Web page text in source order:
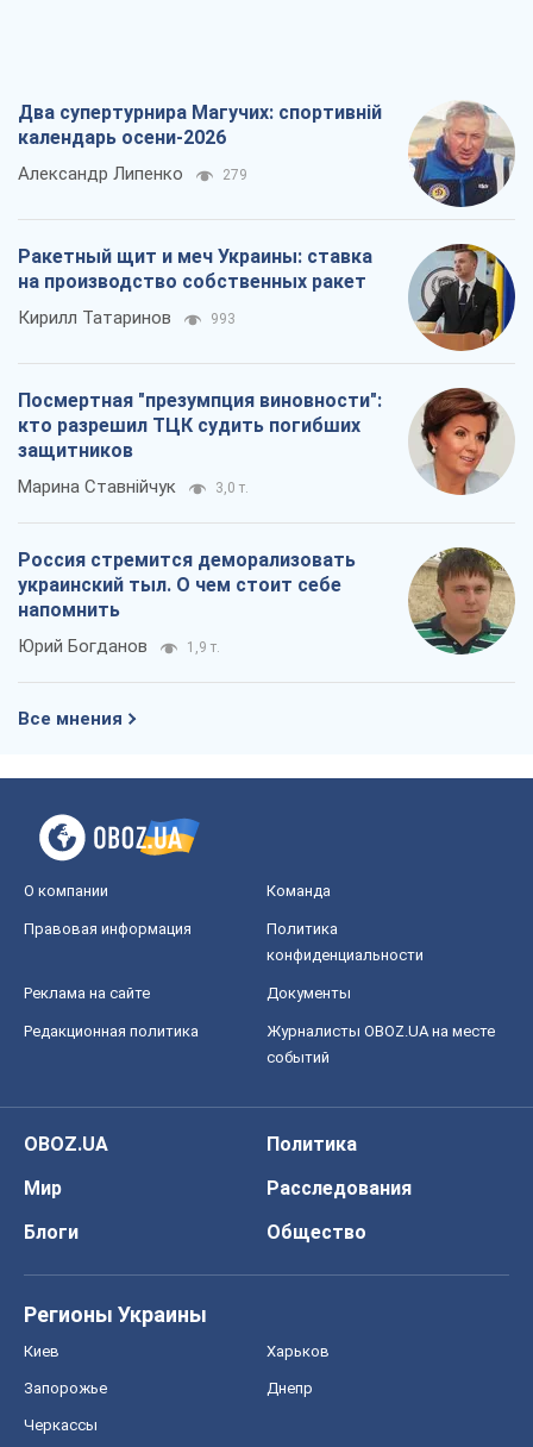
Два супертурнира Магучих: спортивній
календарь осени-2026
Александр Липенко 279
Ракетный щит и меч Украины: ставка
на производство собственных ракет
Кирилл Татаринов 993
Посмертная "презумпция виновности":
кто разрешил ТЦК судить погибших
защитников
Марина Ставнійчук 3,0 т.
Россия стремится деморализовать
украинский тыл. О чем стоит себе
напомнить
Юрий Богданов 1,9 т.
Все мнения
О компании Команда
Правовая информация
Политика
конфиденциальности
Реклама на сайте Документы
Редакционная политика
Журналисты OBOZ.UA на месте
событий
OBOZ.UA
Политика
Мир
Расследования
Блоги
Общество
Регионы Украины
Киев Харьков
Запорожье Днепр
Черкассы